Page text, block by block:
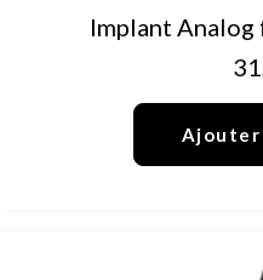
Implant
Ajouter